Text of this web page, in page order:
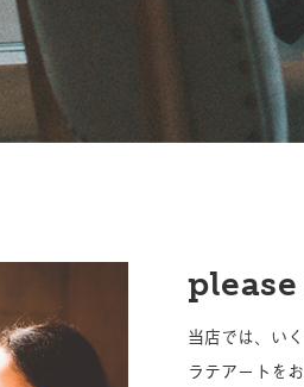
当店では、い
ラテアートを